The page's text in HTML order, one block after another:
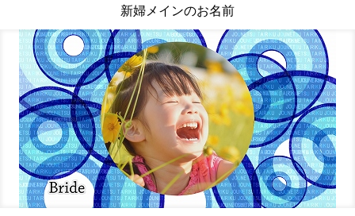
新婦メインのお名前